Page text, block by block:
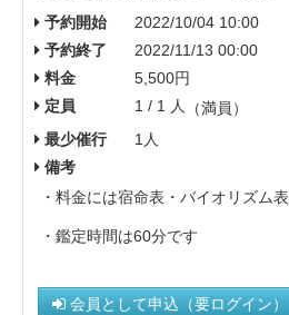
予約開始
2022/10/04 10:00
予約終了
2022/11/13 00:00
料金
5,500円
定員
1 / 1 人
（満員）
最少催行
1人
備考
・料金には宿命表・バイオリズム
・鑑定時間は60分です
会員として申込（要ログイン）